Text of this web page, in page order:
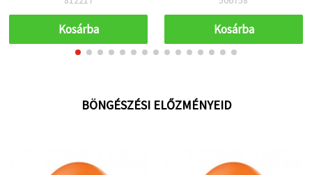
Kosárba Kosárba
BÖNGÉSZÉSI ELŐZMÉNYEID